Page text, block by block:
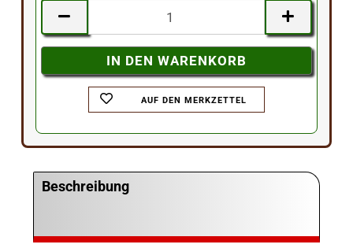
AUF DEN MERKZETTEL
Beschreibung